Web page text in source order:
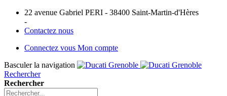
22 avenue Gabriel PERI - 38400 Saint-Martin-d'Hères
-
Contactez nous
Connectez vous Mon compte
Basculer la navigation
Rechercher
Rechercher